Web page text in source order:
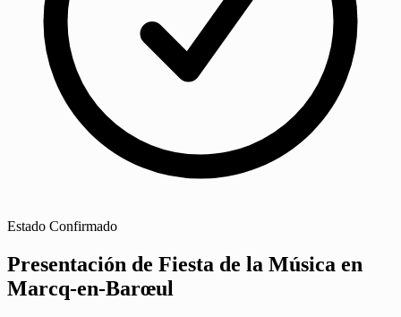
Estado Confirmado
Presentación de Fiesta de la Música en
Marcq-en-Barœul